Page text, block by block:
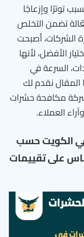
توترًا وإزعاجًا
تضمن التخلص
الشركات، أصبحت
الأفضل، لأنها
السرعة في
المقال نقدم لك
مكافحة حشرات
العملاء.
الكويت حسب
على تقييمات